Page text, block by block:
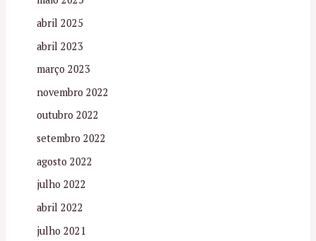
abril 2025
abril 2023
março 2023
novembro 2022
outubro 2022
setembro 2022
agosto 2022
julho 2022
abril 2022
julho 2021